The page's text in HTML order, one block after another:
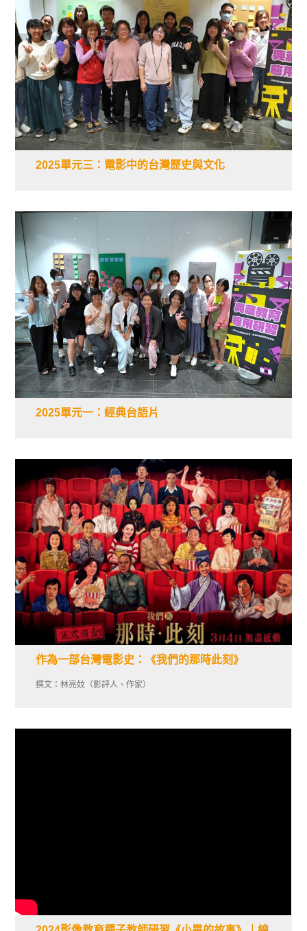
2025單元三：電影中的台灣歷史與文化
2025單元一：經典台語片
作為一部台灣電影史：《我們的那時此刻》
撰文：林亮妏（影評人、作家）